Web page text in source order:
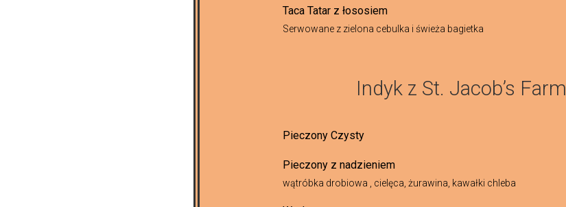
Taca Tatar z łososiem
Serwowane z zielona cebulka i świeża bagietka
Indyk z St. Jacob’s Farm
Pieczony Czysty
Pieczony z nadzieniem
wątróbka drobiowa , cielęca, żurawina, kawałki chleba